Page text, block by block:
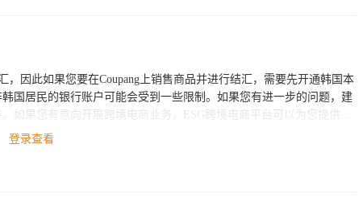
，因此如果您要在Coupang上销售商品并进行结汇，需要先开通韩国本
国居民的银行账户可能会受到一些限制。如果您有进一步的问题，建
如果您有意向开展跨境电商业务，ESG跨境电商平台可以为您提供全
。
登录查看